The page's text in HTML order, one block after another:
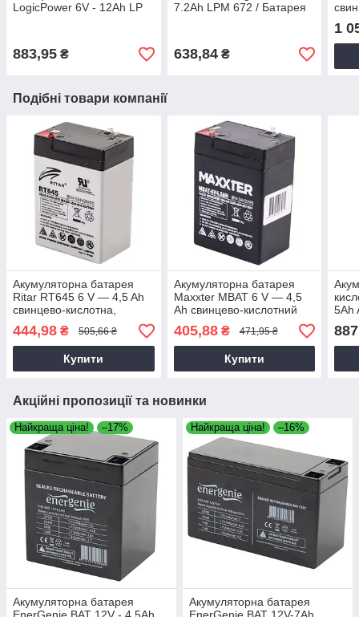
LogicPower 6V - 12Ah LP
883,95 ₴
7.2Ah LPM 672 / Батарея
638,84₴
1
Подібні товари компанії
Акумуляторна батарея
Ritar RT645 6 V — 4,5 Ah
свинцево-кислотна,
акумулятор
444,98 ₴ 505,66 ₴
Купити
Акумуляторна батарея
Maxxter MBAT 6 V — 4,5
Ah свинцево-кислотний
405,88₴ 471,95 ₴
Купити
5Ah
887
Акційні пропозиції та новинки
Найкраща ціна! –17%
Акумуляторна батарея
Найкраща ціна! –16%
Акумуляторна батарея